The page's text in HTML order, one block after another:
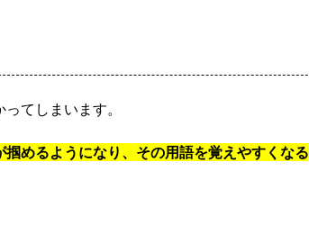
てしまいます。
めるようになり、その用語を覚えやすくなる